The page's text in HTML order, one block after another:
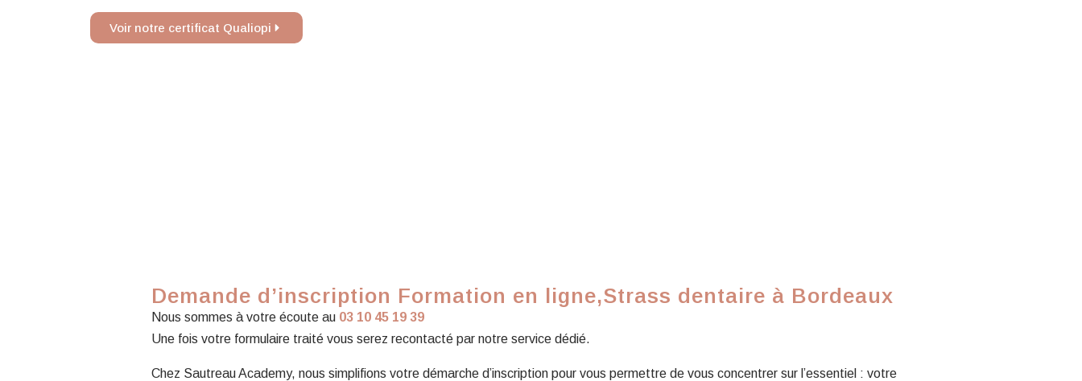
Voir notre certificat Qualiopi
Demande d’inscription Formation en ligne,Strass dentaire à Bordeaux
Nous sommes à votre écoute au 03 10 45 19 39
Une fois votre formulaire traité vous serez recontacté par notre service dédié.
Chez Sautreau Academy, nous simplifions votre démarche d’inscription pour vous permettre de vous concentrer sur l’essentiel : votre